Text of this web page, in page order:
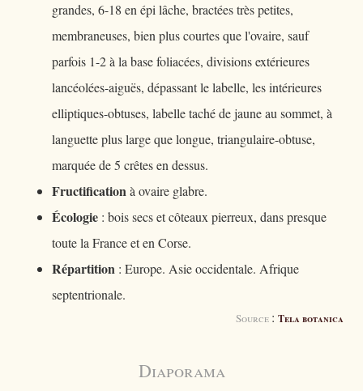
grandes, 6-18 en épi lâche, bractées très petites,
membraneuses, bien plus courtes que l'ovaire, sauf
parfois 1-2 à la base foliacées, divisions extérieures
lancéolées-aiguës, dépassant le labelle, les intérieures
elliptiques-obtuses, labelle taché de jaune au sommet, à
languette plus large que longue, triangulaire-obtuse,
marquée de 5 crêtes en dessus.
Fructificationà ovaire glabre.
Écologie : bois secs et côteaux pierreux, dans presque
toute la France et en Corse.
Répartition : Europe. Asie occidentale. Afrique
septentrionale.
Source : Tela botanica
Diaporama